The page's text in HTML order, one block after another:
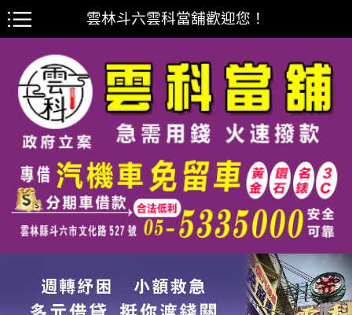
雲林斗六雲科當舖歡迎您！